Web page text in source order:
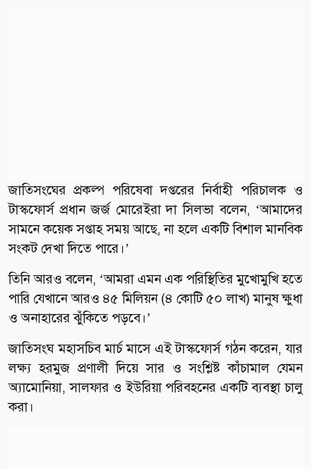
জাতিসংঘের প্রকল্প পরিষেবা দপ্তরের নির্বাহী পরিচালক ও
টাস্কফোর্স প্রধান জর্জ মোরেইরা দা সিলভা বলেন, ‘আমাদের
সামনে কয়েক সপ্তাহ সময় আছে, না হলে একটি বিশাল মানবিক
সংকট দেখা দিতে পারে।’
তিনি আরও বলেন, ‘আমরা এমন এক পরিস্থিতির মুখোমুখি হতে
পারি যেখানে আরও ৪৫ মিলিয়ন (৪ কোটি ৫০ লাখ) মানুষ ক্ষুধা
ও অনাহারের ঝুঁকিতে পড়বে।’
জাতিসংঘ মহাসচিব মার্চ মাসে এই টাস্কফোর্স গঠন করেন, যার
লক্ষ্য হরমুজ প্রণালী দিয়ে সার ও সংশ্লিষ্ট কাঁচামাল যেমন
অ্যামোনিয়া, সালফার ও ইউরিয়া পরিবহনের একটি ব্যবস্থা চালু
করা।